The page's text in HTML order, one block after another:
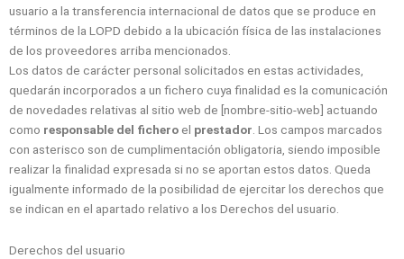
usuario a la transferencia internacional de datos que se produce en
términos de la LOPD debido a la ubicación física de las instalaciones
de los proveedores arriba mencionados.
Los datos de carácter personal solicitados en estas actividades,
quedarán incorporados a un fichero cuya finalidad es la comunicación
de novedades relativas al sitio web de [nombre-sitio-web] actuando
como responsable del ficheroel prestador. Los campos marcados
con asterisco son de cumplimentación obligatoria, siendo imposible
realizar la finalidad expresada si no se aportan estos datos. Queda
igualmente informado de la posibilidad de ejercitar los derechos que
se indican en el apartado relativo a los Derechos del usuario.
Derechos del usuario